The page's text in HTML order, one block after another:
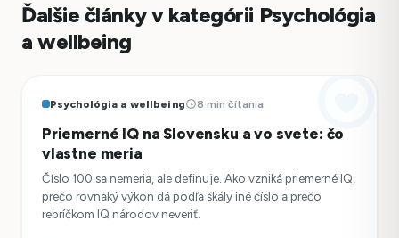
Ďalšie články v kategórii Psychológia
a wellbeing
Psychológia a wellbeing 8 min čítania
Priemerné IQ na Slovensku a vo svete: čo
vlastne meria
Číslo 100 sa nemeria, ale definuje. Ako vzniká priemerné IQ,
prečo rovnaký výkon dá podľa škály iné číslo a prečo
rebríčkom IQ národov neveriť.